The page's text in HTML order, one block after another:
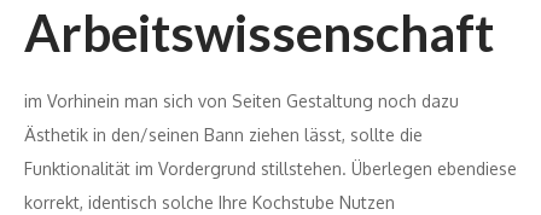
Arbeitswissenschaft
im Vorhinein man sich von Seiten Gestaltung noch dazu
Ästhetik in den/seinen Bann ziehen lässt, sollte die
Funktionalität im Vordergrund stillstehen. Überlegen ebendiese
korrekt, identisch solche Ihre Kochstube Nutzen